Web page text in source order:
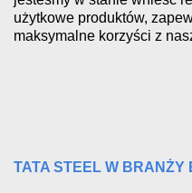
użytkowe produktów,
maksymalne korzyści z
TATA STEEL W BRANŻY